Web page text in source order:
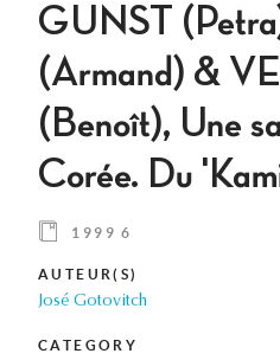
GUNST
(Armand) &
(Benoît), Une
Corée. Du
1999 6
AUTEUR(S)
José Gotovitch
CATEGORY